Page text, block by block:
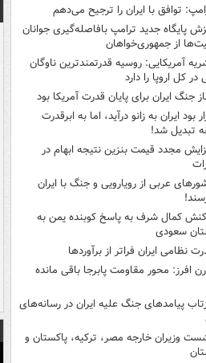
توافق با ایران را ترجیح می‌دهم
پایگاه جدید ترامپ بافاصله‌گیری جوانان
از جمهوری‌خواهان
آمریکایی: روسیه قدرتمندترین ناوگان
در کل اروپا را دارد
جنگ ایران برای پایان قدرت آمریکا بود
بود ایران به زانو درآید، اما به ابرقدرت
تبدیل شد!
مجدد قیمت بنزین نتیجه ابهام در
عربی از رویارویی و جنگ با ایران
کمال شرف به پاسخ کوبنده یمن به
سعودی
نظامی ایران فراتر از برآوردها
افرز: محور مقاومت پابرجا باقی مانده
پیامدهای جنگ علیه ایران در رسانه‌های
وزیران خارجه مصر، ترکیه، پاکستان و